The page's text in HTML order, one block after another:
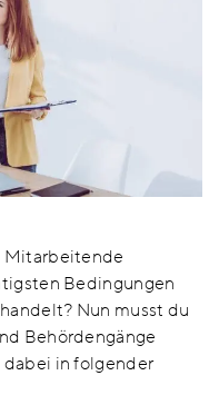
Mitarbeitende
Bedingungen
Nun musst du
Behördengänge
in folgender